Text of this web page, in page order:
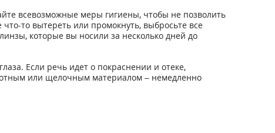
всевозможные меры гигиены, чтобы не позволить
то вытереть или промокнуть, выбросьте все
которые вы носили за несколько дней до
Если речь идет о покраснении и отеке,
или щелочным материалом – немедленно